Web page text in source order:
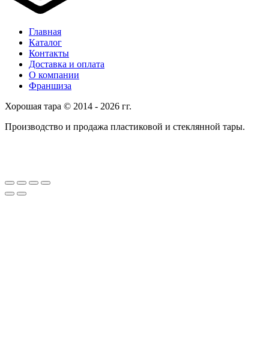
Главная
Каталог
Контакты
Доставка и оплата
О компании
Франшиза
Хорошая тара © 2014 - 2026 гг.
Производство и продажа пластиковой и стеклянной тары.